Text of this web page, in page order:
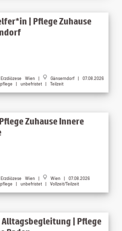
| Pflege Zuhause
Wien |
Gänserndorf | 07.08.2026
| unbefristet | Teilzeit
Zuhause Innere
Wien |
Wien | 07.08.2026
| unbefristet | Vollzeit/Teilzeit
Alltagsbegleitung | Pflege